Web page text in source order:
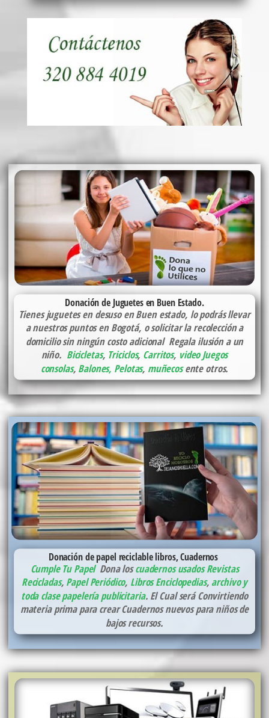
Donación de Juguetes en Buen Estado.
Tienes juguetes en desuso en Buen estado, lo podrás llevar
a nuestros puntos en Bogotá, o solicitar la recolección a
domicilio sin ningún costo adicional Regala ilusión a un
niño. Bicicletas, Triciclos, Carritos, video Juegos
consolas, Balones, Pelotas, muñecosente otros.
Donación de papel reciclable libros, Cuadernos
Cumple Tu Papel Dona loscuadernos usados Revistas
Recicladas, Papel Periódico, Libros Enciclopedias, archivo y
toda clase papelería publicitaria. El Cual será Convirtiendo
materia prima para crear Cuadernos nuevos para niños de
bajos recursos.